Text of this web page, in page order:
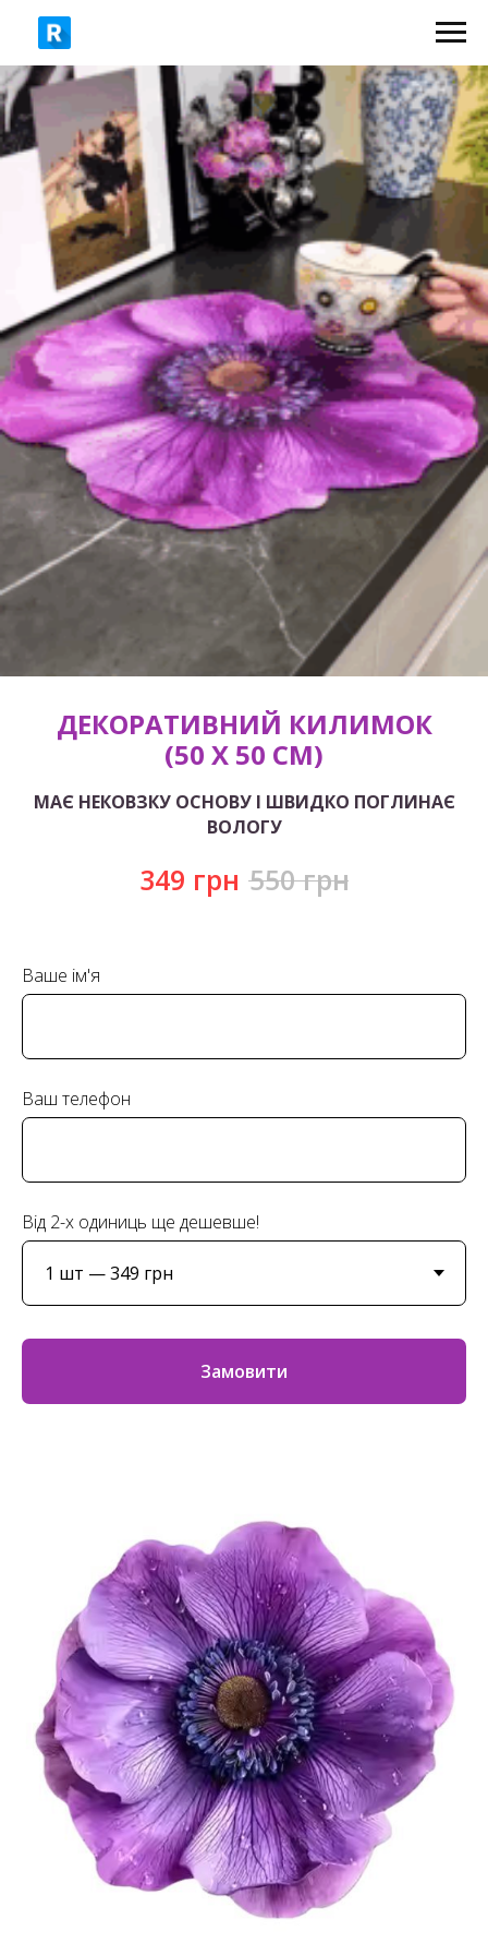
ДЕКОРАТИВНИЙ КИЛИМОК
(50 Х 50 СМ)
МАЄ НЕКОВЗКУ ОСНОВУ І ШВИДКО ПОГЛИНАЄ
ВОЛОГУ
349 грн 550 грн
Ваше ім'я
Ваш телефон
Від 2-х одиниць ще дешевше!
Замовити